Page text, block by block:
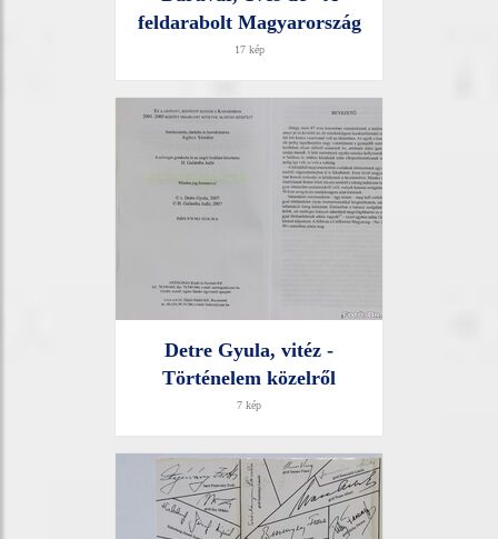
feldarabolt Magyarország
17 kép
Detre Gyula, vitéz -
Történelem közelről
7 kép